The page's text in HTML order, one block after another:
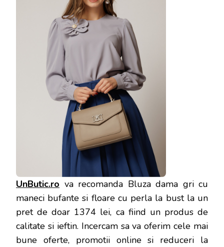
UnButic.ro va recomanda Bluza dama gri cu
maneci bufante si floare cu perla la bust la un
pret de doar 1374 lei, ca fiind un produs de
calitate si ieftin. Incercam sa va oferim cele mai
bune oferte, promotii online si reduceri la